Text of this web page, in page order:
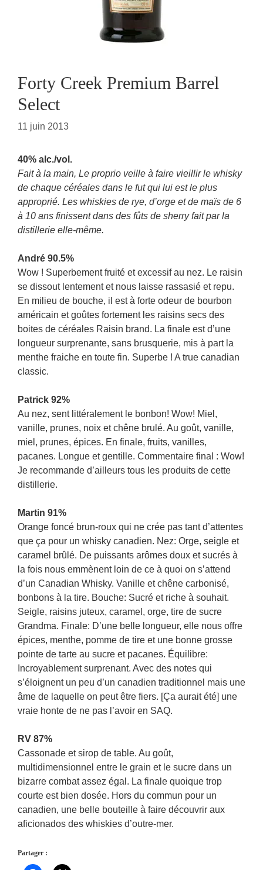
Forty Creek Premium Barrel
Select
11 juin 2013
40% alc./vol.
Fait à la main, Le proprio veille à faire vieillir le whisky
de chaque céréales dans le fut qui lui est le plus
approprié. Les whiskies de rye, d’orge et de maïs de 6
à 10 ans finissent dans des fûts de sherry fait par la
distillerie elle-même.
André 90.5%
Wow ! Superbement fruité et excessif au nez. Le raisin
se dissout lentement et nous laisse rassasié et repu.
En milieu de bouche, il est à forte odeur de bourbon
américain et goûtes fortement les raisins secs des
boites de céréales Raisin brand. La finale est d’une
longueur surprenante, sans brusquerie, mis à part la
menthe fraiche en toute fin. Superbe ! A true canadian
classic.
Patrick 92%
Au nez, sent littéralement le bonbon! Wow! Miel,
vanille, prunes, noix et chêne brulé. Au goût, vanille,
miel, prunes, épices. En finale, fruits, vanilles,
pacanes. Longue et gentille. Commentaire final : Wow!
Je recommande d’ailleurs tous les produits de cette
distillerie.
Martin 91%
Orange foncé brun-roux qui ne crée pas tant d’attentes
que ça pour un whisky canadien. Nez: Orge, seigle et
caramel brûlé. De puissants arômes doux et sucrés à
la fois nous emmènent loin de ce à quoi on s’attend
d’un Canadian Whisky. Vanille et chêne carbonisé,
bonbons à la tire. Bouche: Sucré et riche à souhait.
Seigle, raisins juteux, caramel, orge, tire de sucre
Grandma. Finale: D’une belle longueur, elle nous offre
épices, menthe, pomme de tire et une bonne grosse
pointe de tarte au sucre et pacanes. Équilibre:
Incroyablement surprenant. Avec des notes qui
s’éloignent un peu d’un canadien traditionnel mais une
âme de laquelle on peut être fiers. [Ça aurait été] une
vraie honte de ne pas l’avoir en SAQ.
RV 87%
Cassonade et sirop de table. Au goût,
multidimensionnel entre le grain et le sucre dans un
bizarre combat assez égal. La finale quoique trop
courte est bien dosée. Hors du commun pour un
canadien, une belle bouteille à faire découvrir aux
aficionados des whiskies d’outre-mer.
Partager :